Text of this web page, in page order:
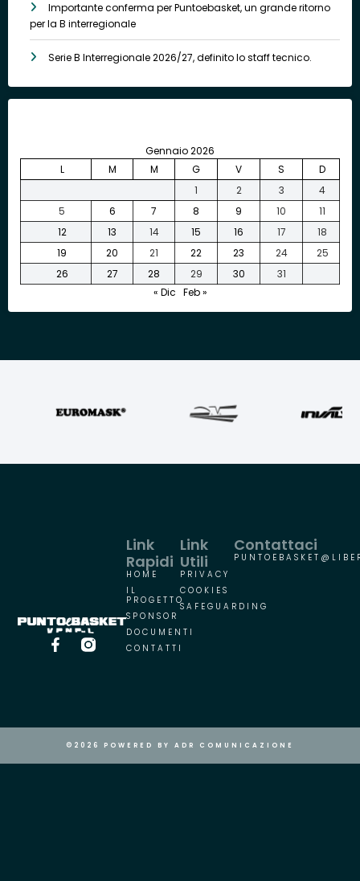
Importante conferma per Puntoebasket, un grande ritorno
per la B interregionale
Serie B Interregionale 2026/27, definito lo staff tecnico.
Gennaio 2026
L
M M G V S
D
1
2 3
4
5
6 7 8 9 10
11
12
13 14 15 16 17
18
19
20 21 22 23 24
25
26
27 28 29 30
31
« Dic Feb »
Link
Utili
PRIVACY
COOKIES
SAFEGUARDING
Link
Rapidi
HOME
IL
PROGETTO
SPONSOR
DOCUMENTI
CONTATTI
Contattaci
©2026 POWERED BY ADR COMUNICAZIONE